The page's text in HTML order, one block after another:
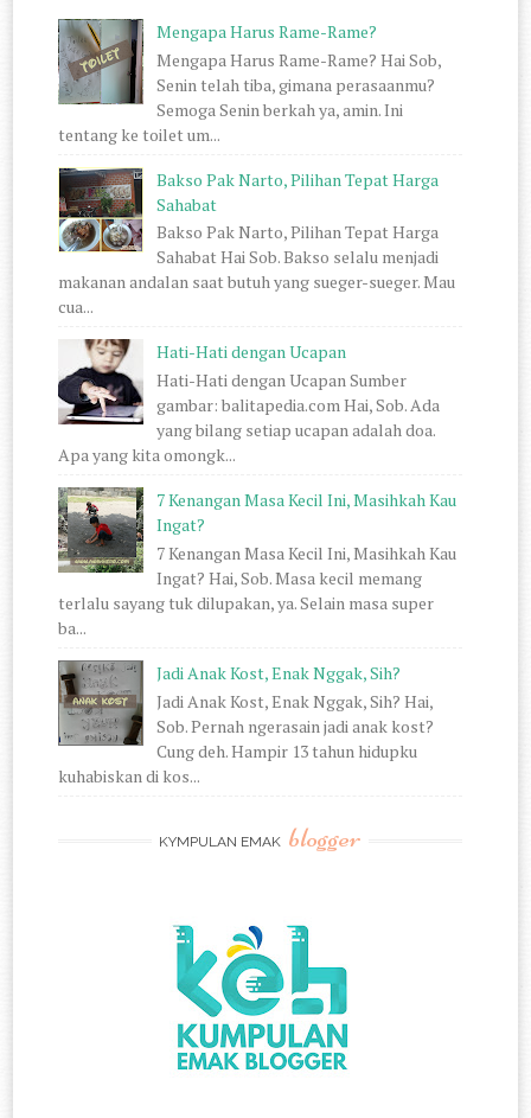
Mengapa Harus Rame-Rame?
Mengapa Harus Rame-Rame? Hai Sob,
Senin telah tiba, gimana perasaanmu?
Semoga Senin berkah ya, amin. Ini
tentang ke toilet um...
Bakso Pak Narto, Pilihan Tepat Harga
Sahabat
Bakso Pak Narto, Pilihan Tepat Harga
Sahabat Hai Sob. Bakso selalu menjadi
makanan andalan saat butuh yang sueger-sueger. Mau
cua...
Hati-Hati dengan Ucapan
Hati-Hati dengan Ucapan Sumber
gambar: balitapedia.com Hai, Sob. Ada
yang bilang setiap ucapan adalah doa.
Apa yang kita omongk...
7 Kenangan Masa Kecil Ini, Masihkah Kau
Ingat?
7 Kenangan Masa Kecil Ini, Masihkah Kau
Ingat? Hai, Sob. Masa kecil memang
terlalu sayang tuk dilupakan, ya. Selain masa super
ba...
Jadi Anak Kost, Enak Nggak, Sih?
Jadi Anak Kost, Enak Nggak, Sih? Hai,
Sob. Pernah ngerasain jadi anak kost?
Cung deh. Hampir 13 tahun hidupku
kuhabiskan di kos...
KYMPULAN EMAK blogger